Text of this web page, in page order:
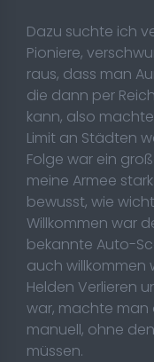
Dazu suchte ich
Pioniere,
raus, dass man
die dann per
kann, also
Limit an Städten
Folge war ein
meine Armee
bewusst, wie
Willkommen war
bekannte Auto-
auch willkommen
Helden Verlieren
war, machte
manuell, ohne
müssen.